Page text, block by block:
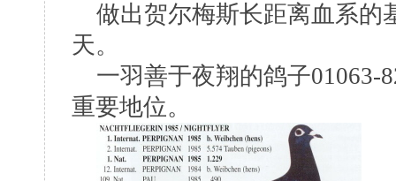
做出贺尔梅斯长距离血系的
天。
一羽善于夜翔的鸽子01063-
重要地位。